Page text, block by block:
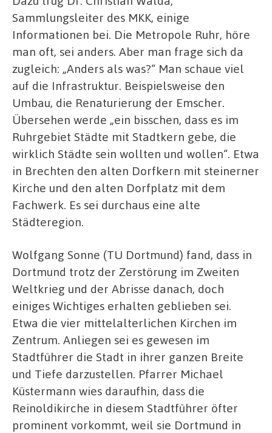
Sammlungsleiter des MKK, einige
Informationen bei. Die Metropole Ruhr, höre
man oft, sei anders. Aber man frage sich da
zugleich: „Anders als was?“ Man schaue viel
auf die Infrastruktur. Beispielsweise den
Umbau, die Renaturierung der Emscher.
Übersehen werde „ein bisschen, dass es im
Ruhrgebiet Städte mit Stadtkern gebe, die
wirklich Städte sein wollten und wollen“. Etwa
in Brechten den alten Dorfkern mit steinerner
Kirche und den alten Dorfplatz mit dem
Fachwerk. Es sei durchaus eine alte
Städteregion.
Wolfgang Sonne (TU Dortmund) fand, dass in
Dortmund trotz der Zerstörung im Zweiten
Weltkrieg und der Abrisse danach, doch
einiges Wichtiges erhalten geblieben sei.
Etwa die vier mittelalterlichen Kirchen im
Zentrum. Anliegen sei es gewesen im
Stadtführer die Stadt in ihrer ganzen Breite
und Tiefe darzustellen. Pfarrer Michael
Küstermann wies daraufhin, dass die
Reinoldikirche in diesem Stadtführer öfter
prominent vorkommt, weil sie Dortmund in